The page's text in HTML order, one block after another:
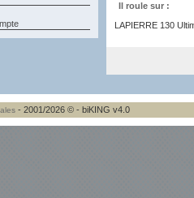
Il roule sur :
LAPIERRE 130
- 2001/2026 © - biKING v4.0